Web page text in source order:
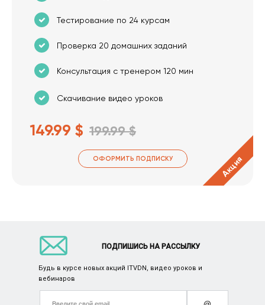
Тестирование по 24 курсам
Проверка 20 домашних заданий
Консультация с тренером 120 мин
Скачивание видео уроков
149.99 $ 199.99 $
ОФОРМИТЬ ПОДПИСКУ Акция
ПОДПИШИСЬ НА РАССЫЛКУ
Будь в курсе новых акций ITVDN, видео уроков и
вебинаров